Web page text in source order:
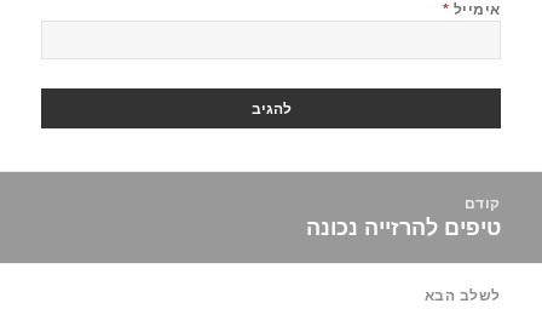
אימייל *
קודם
הפוסט
טיפים להרזייה נכונה
לשלב הבא